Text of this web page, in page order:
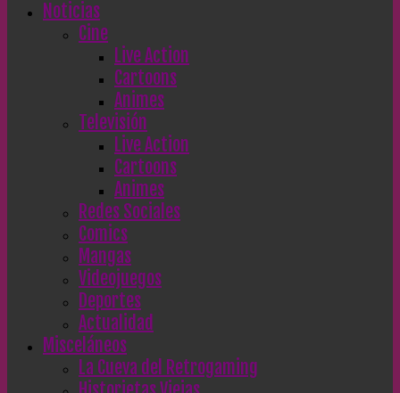
Noticias
Cine
Live Action
Cartoons
Animes
Televisión
Live Action
Cartoons
Animes
Redes Sociales
Comics
Mangas
Videojuegos
Deportes
Actualidad
Misceláneos
La Cueva del Retrogaming